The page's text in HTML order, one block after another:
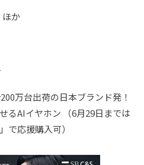
ほか
万台出荷の日本ブランド発！
るAIイヤホン （6月29日までは
で応援購入可）